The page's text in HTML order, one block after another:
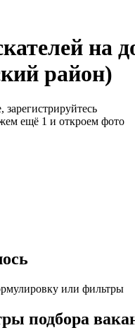
на
район)
ещё 1 и откроем фото
или фильтры
подбора